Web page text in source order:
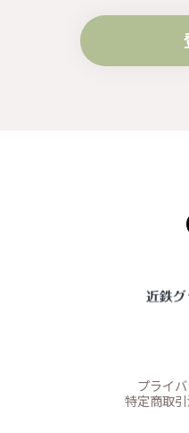
プライ
特定商取